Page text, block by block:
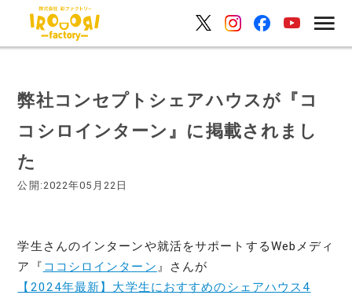
弊社コンセプトシェアハウスが『コ
コシロインターン』に掲載されまし
た
公開:2022年05月22日
学生さんのインターンや就活をサポートするWebメディ
ア『 ココシロインターン 』さんが
【2024年最新】大学生におすすめのシェアハウス4